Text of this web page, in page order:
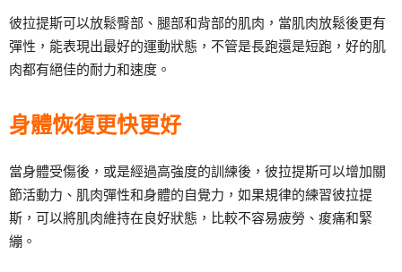
彼拉提斯可以放鬆臀部、腿部和背部的肌肉，當肌肉放鬆後更有
彈性，能表現出最好的運動狀態，不管是長跑還是短跑，好的肌
肉都有絕佳的耐力和速度。
身體恢復更快更好
當身體受傷後，或是經過高強度的訓練後，彼拉提斯可以增加關
節活動力、肌肉彈性和身體的自覺力，如果規律的練習彼拉提
斯，可以將肌肉維持在良好狀態，比較不容易疲勞、痠痛和緊
繃。